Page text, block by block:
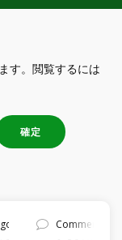
す。閲覧するには
Comment